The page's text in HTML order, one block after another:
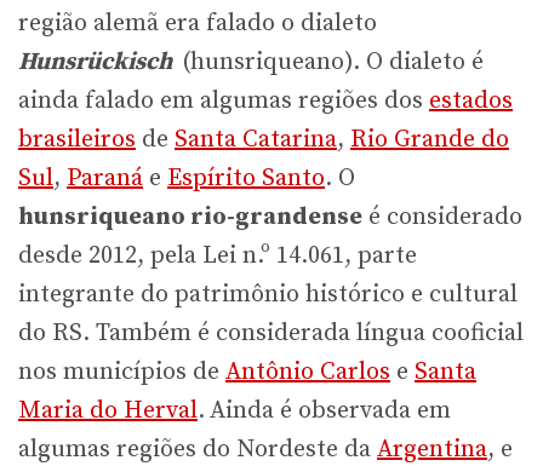
região alemã era falado o dialeto
Hunsrückisch (hunsriqueano). O dialeto é
ainda falado em algumas regiões dos estados
brasileiros de Santa Catarina, Rio Grande do
Sul, Paraná e Espírito Santo. O
hunsriqueano rio-grandense é considerado
desde 2012, pela Lei n.º 14.061, parte
integrante do patrimônio histórico e cultural
do RS. Também é considerada língua cooficial
nos municípios de Antônio Carlos e Santa
Maria do Herval. Ainda é observada em
algumas regiões do Nordeste da Argentina, e